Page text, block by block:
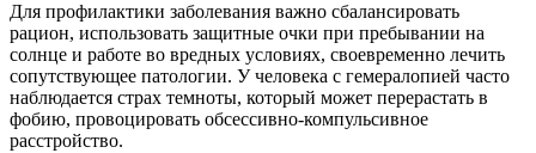
Для профилактики заболевания важно сбалансировать
рацион, использовать защитные очки при пребывании на
солнце и работе во вредных условиях, своевременно лечить
сопутствующее патологии. У человека с гемералопией часто
наблюдается страх темноты, который может перерастать в
фобию, провоцировать обсессивно-компульсивное
расстройство.